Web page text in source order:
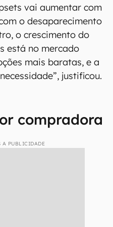
vai aumentar com
o desaparecimento
o crescimento do
está no mercado
mais baratas, e a
justificou.
compradora
A PUBLICIDADE